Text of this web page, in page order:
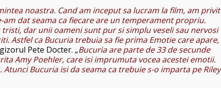
noastra. Cand am inceput sa lucram la film, am privit
dat seama ca fiecare are un temperament propriu.
dar unii oameni sunt pur si simplu veseli sau nervosi
Astfel ca Bucuria trebuia sa fie prima Emotie care apare,
Pete Docter. „Bucuria are parte de 33 de secunde
Amy Poehler, care isi imprumuta vocea acestei emotii.
Atunci Bucuria isi da seama ca trebuie s-o imparta pe Riley